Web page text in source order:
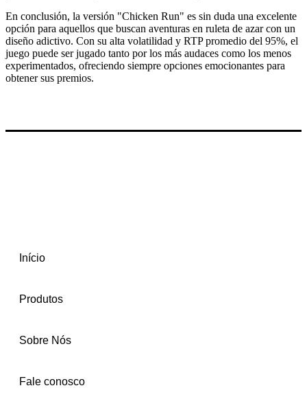
En conclusión, la versión "Chicken Run" es sin duda una excelente
opción para aquellos que buscan aventuras en ruleta de azar con un
diseño adictivo. Con su alta volatilidad y RTP promedio del 95%, el
juego puede ser jugado tanto por los más audaces como los menos
experimentados, ofreciendo siempre opciones emocionantes para
obtener sus premios.
Início
Produtos
Sobre Nós
Fale conosco